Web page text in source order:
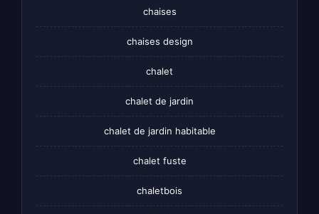
chaises
chaises design
chalet
chalet de jardin
chalet de jardin habitable
chalet fuste
chaletbois